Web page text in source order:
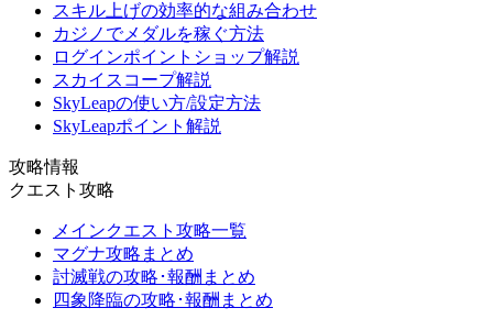
スキル上げの効率的な組み合わせ
カジノでメダルを稼ぐ方法
ログインポイントショップ解説
スカイスコープ解説
SkyLeapの使い方/設定方法
SkyLeapポイント解説
攻略情報
クエスト攻略
メインクエスト攻略一覧
マグナ攻略まとめ
討滅戦の攻略･報酬まとめ
四象降臨の攻略･報酬まとめ